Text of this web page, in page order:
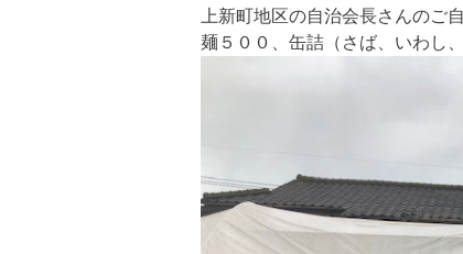
上新町地区の自治会長さんのご
麺５００、缶詰（さば、いわし